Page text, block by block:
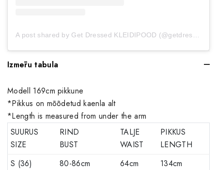
A post shared by Get Dressed KLEIDIPOOD (@getdressed.ee)
Izmēru tabula
Modell 169cm pikkune
*Pikkus on mõõdetud kaenla alt
*Length is measured from under the arm
SUURUS
SIZE
RIND
BUST
TALJE
WAIST
PIKKUS
LENGTH
S (36)
80-86cm 64cm
134cm